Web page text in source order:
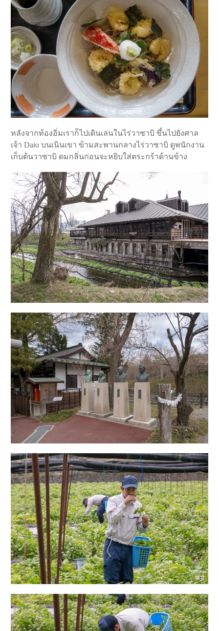
หลังจากท้องอิ่มเราก็ไปเดินเล่นในไร่วาซาบิ ขึ้นไปยังศาล
เจ้า Daio บนเนินเขา ข้ามสะพานกลางไร่วาซาบิ ดูพนักงาน
เก็บต้นวาซาบิ ดมกลิ่นก่อนจะหยิบใส่ตระกร้าด้านข้าง